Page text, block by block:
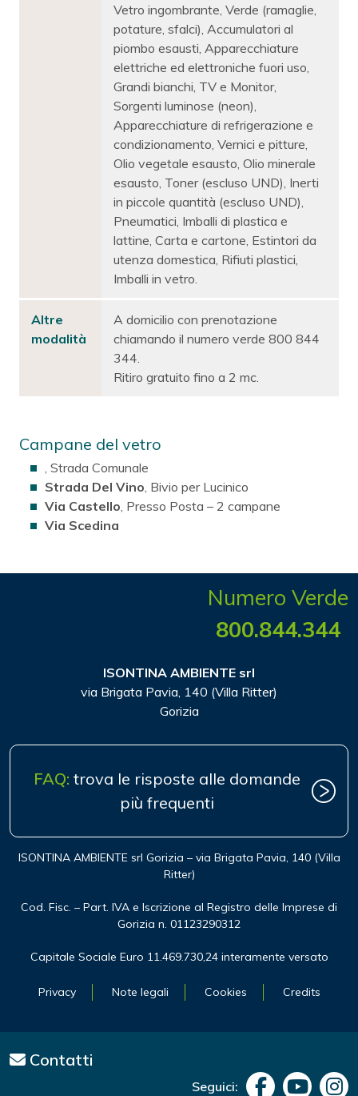
Vetro ingombrante, Verde (ramaglie,
potature, sfalci), Accumulatori al
piombo esausti, Apparecchiature
elettriche ed elettroniche fuori uso,
Grandi bianchi, TV e Monitor,
Sorgenti luminose (neon),
Apparecchiature di refrigerazione e
condizionamento, Vernici e pitture,
Olio vegetale esausto, Olio minerale
esausto, Toner (escluso UND), Inerti
in piccole quantità (escluso UND),
Pneumatici, Imballi di plastica e
lattine, Carta e cartone, Estintori da
utenza domestica, Rifiuti plastici,
Imballi in vetro.
Altre
modalità
A domicilio con prenotazione
chiamando il numero verde 800 844
344.
Ritiro gratuito fino a 2 mc.
Campane del vetro
, Strada Comunale
Strada Del Vino , Bivio per Lucinico
Via Castello , Presso Posta – 2 campane
Via Scedina
Numero Verde
800.844.344
ISONTINA AMBIENTE srl
via Brigata Pavia, 140 (Villa Ritter)
Gorizia
FAQ: trova le risposte alle domande
più frequenti
ISONTINA AMBIENTE srl Gorizia – via Brigata Pavia, 140 (Villa
Ritter)
Cod. Fisc. – Part. IVA e Iscrizione al Registro delle Imprese di
Gorizia n. 01123290312
Capitale Sociale Euro 11.469.730,24 interamente versato
Privacy Note legali Cookies Credits
Contatti
Seguici: